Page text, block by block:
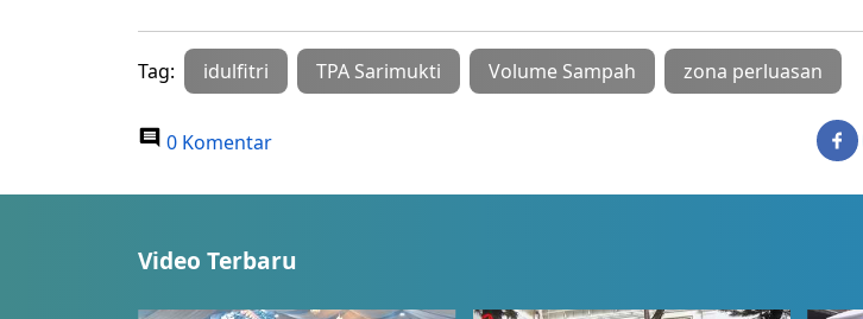
Tag: idulfitri TPA Sarimukti Volume Sampah zona perluasan
0 Komentar
Video Terbaru